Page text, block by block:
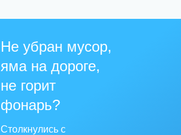
Не убран мусор,
яма на дороге,
не горит
фонарь?
Столкнулись с